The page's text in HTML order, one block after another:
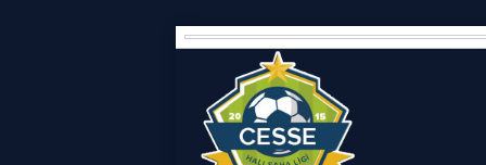
Skip
to